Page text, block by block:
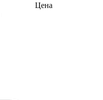
Цена